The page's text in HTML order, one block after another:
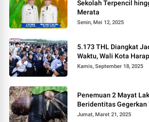
Sekolah Terpencil
Merata
Senin, Mei 12, 2025
5.173 THL Diangkat
Waktu, Wali Kota
Kamis, September 18, 2025
Penemuan 2 Mayat
Beridentitas Gegerkan
Jumat, Maret 21, 2025